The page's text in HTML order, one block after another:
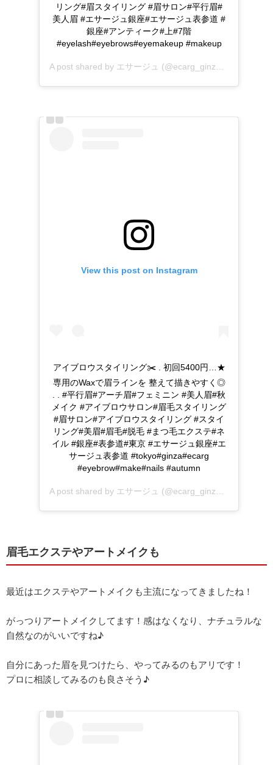
リング#眉スタイリング #眉サロン#平行眉#
美人眉 #エサージュ銀座#エサージュ表参道 #
銀座#アンティーク#上#7階
#eyelash#eyebrows#eyemakeup #makeup
A post shared by エサージュ (@ecarg_ginza) on
View this post on Instagram
アイブロウスタイリング✂️ . 初回5400円…★
専用のWaxで眉ラインを 整えて描きやすく◎
. . #平行眉#アーチ眉#フェミニン #美人眉#秋
メイク #アイブロウサロン#眉毛スタイリング
#眉サロン#アイブロウスタイリング #スタイ
リング#美眉#眉毛#脱毛 #まつ毛エクステ#ネ
イル #銀座#表参道#東京 #エサージュ銀座#エ
サージュ表参道 #tokyo#ginza#ecarg
#eyebrow#make#nails #autumn
A post shared by エサージュ (@ecarg_ginza) on
眉毛エクステやアートメイクも
最近はエクステやアートメイクも主流になってきましたね！
がっつりアートメイクしてます！感はなくなり、ナチュラルな
自然なのがいいですね♪
自分にあった眉を見つけたら、やってみるのもアリです！
プロに相談してみるのも良さそう♪